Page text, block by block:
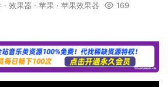
· 效果器 · 苹果 · 苹果效果器
169